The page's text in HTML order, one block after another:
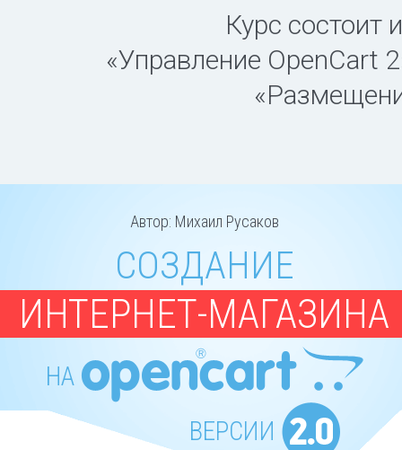
Курс состоит
«Управление OpenCart
Автор: Михаил Русаков
СОЗДАНИЕ
ИНТЕРНЕТ-МАГАЗИНА
НА
ВЕРСИИ